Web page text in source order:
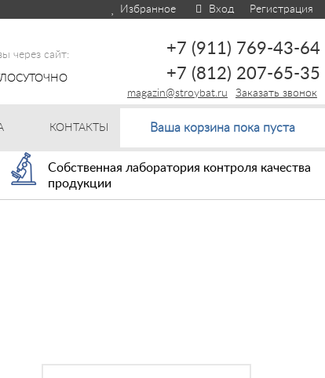
Избранное Вход Регистрация
через сайт:
+7 (911) 769-43-64
+7 (812) 207-65-35
Заказать звонок
magazin@stroybat.ru
КОНТАКТЫ Ваша корзина пока пуста
Собственная лаборатория контроля качества
продукции